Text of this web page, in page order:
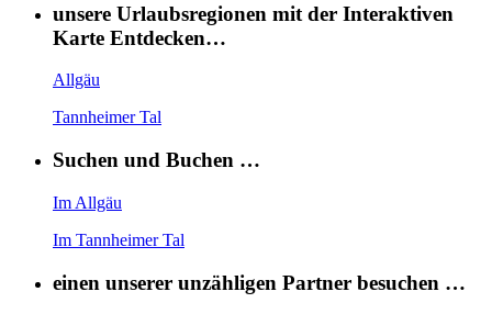
unsere Urlaubsregionen mit der Interaktiven
Karte Entdecken…
Allgäu
Tannheimer Tal
Suchen und Buchen …
Im Allgäu
Im Tannheimer Tal
einen unserer unzähligen Partner besuchen …